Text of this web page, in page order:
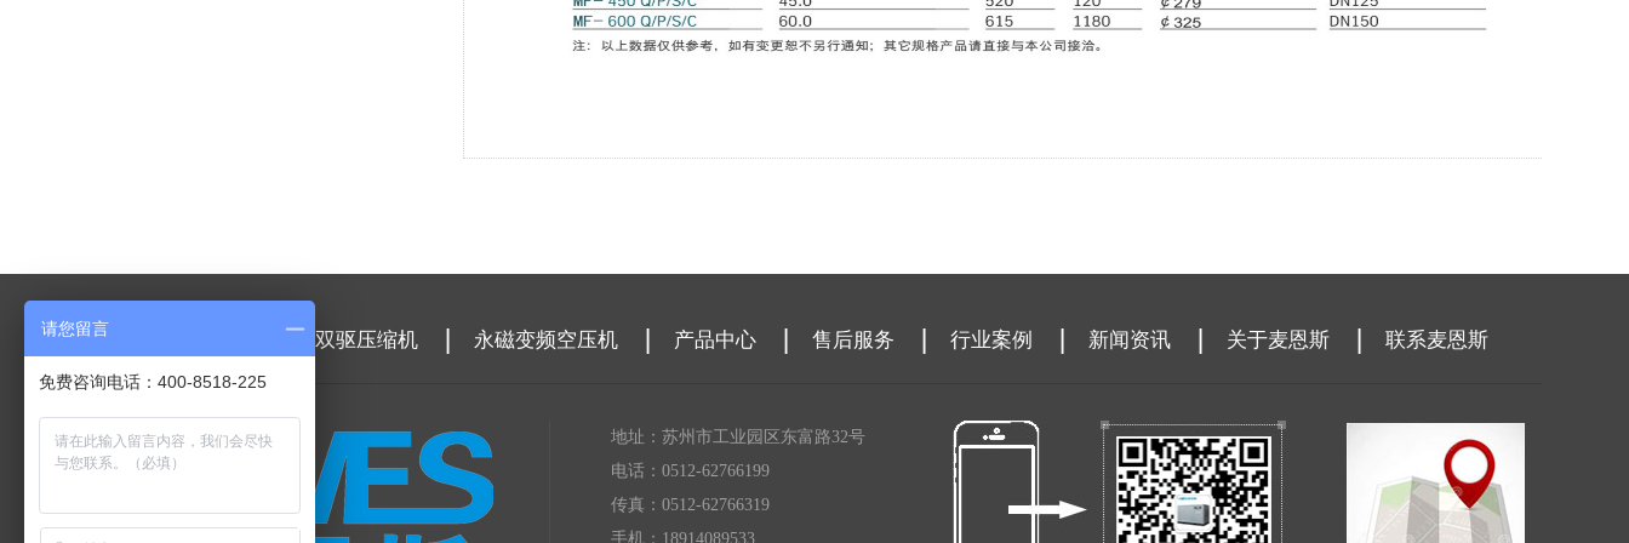
两级双驱压缩机 永磁变频空压机 产品中心 售后服务 行业案例 新闻资讯 关于麦恩斯 联系麦恩斯
地址：苏州市工业园区东富路32号
电话：0512-62766199
传真：0512-62766319
手机：18914089533
请您留言